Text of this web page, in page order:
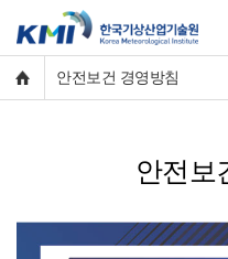
안전보건 경영방침
안전보